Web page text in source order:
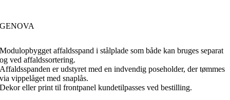
GENOVA
Modulopbygget affaldsspand i stålplade som både kan bruges separat
og ved affaldssortering.
Affaldsspanden er udstyret med en indvendig poseholder, der tømmes
via vippelåget med snaplås.
Dekor eller print til frontpanel kundetilpasses ved bestilling.